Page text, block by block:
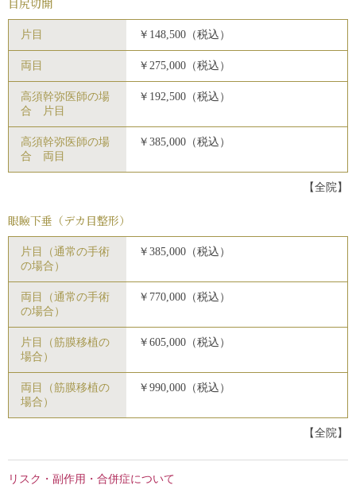
片目 ￥148,500（税込）
両目 ￥275,000（税込）
高須幹弥医師の場
合 片目
￥192,500（税込）
高須幹弥医師の場
合 両目
￥385,000（税込）
【全院】
眼瞼下垂（デカ目整形）
片目（通常の手術
の場合）
￥385,000（税込）
両目（通常の手術
の場合）
￥770,000（税込）
片目（筋膜移植の
場合）
￥605,000（税込）
両目（筋膜移植の
場合）
￥990,000（税込）
【全院】
リスク・副作用・合併症について